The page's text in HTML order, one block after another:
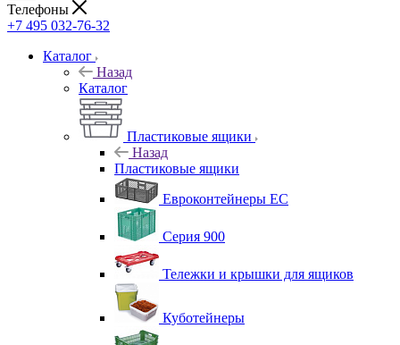
Телефоны
+7 495 032-76-32
Каталог
Назад
Каталог
Пластиковые ящики
Назад
Пластиковые ящики
Евроконтейнеры ЕС
Серия 900
Тележки и крышки для ящиков
Куботейнеры